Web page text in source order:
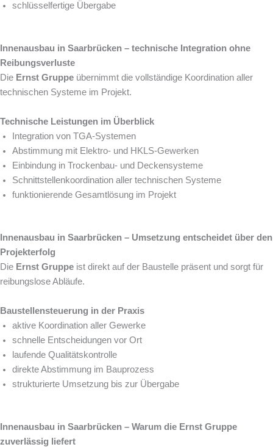
schlüsselfertige Übergabe
Innenausbau in Saarbrücken – technische Integration ohne
Reibungsverluste
Die Ernst Gruppe übernimmt die vollständige Koordination aller
technischen Systeme im Projekt.
Technische Leistungen im Überblick
Integration von TGA-Systemen
Abstimmung mit Elektro- und HKLS-Gewerken
Einbindung in Trockenbau- und Deckensysteme
Schnittstellenkoordination aller technischen Systeme
funktionierende Gesamtlösung im Projekt
Innenausbau in Saarbrücken – Umsetzung entscheidet über den
Projekterfolg
Die Ernst Gruppe ist direkt auf der Baustelle präsent und sorgt für
reibungslose Abläufe.
Baustellensteuerung in der Praxis
aktive Koordination aller Gewerke
schnelle Entscheidungen vor Ort
laufende Qualitätskontrolle
direkte Abstimmung im Bauprozess
strukturierte Umsetzung bis zur Übergabe
Innenausbau in Saarbrücken – Warum die Ernst Gruppe
zuverlässig liefert